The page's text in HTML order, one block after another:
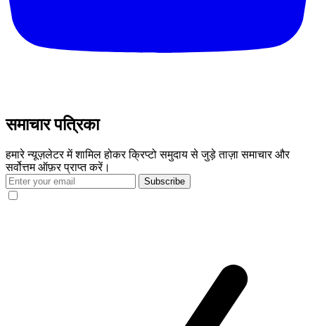
समाचार पत्रिका
हमारे न्यूज़लेटर में शामिल होकर क्रिप्टो समुदाय से जुड़े ताज़ा समाचार और
सर्वोत्तम ऑफ़र प्राप्त करें।
Subscribe